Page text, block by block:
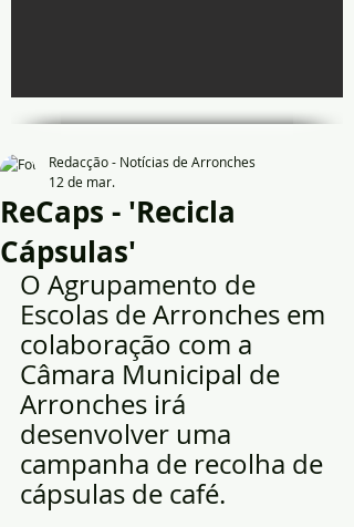
ReCaps - 'Recicla
Cápsulas'
Redacção - Notícias de Arronches
12 de mar.
O Agrupamento de
Escolas de Arronches em
colaboração com a
Câmara Municipal de
Arronches irá
desenvolver uma
campanha de recolha de
cápsulas de café.